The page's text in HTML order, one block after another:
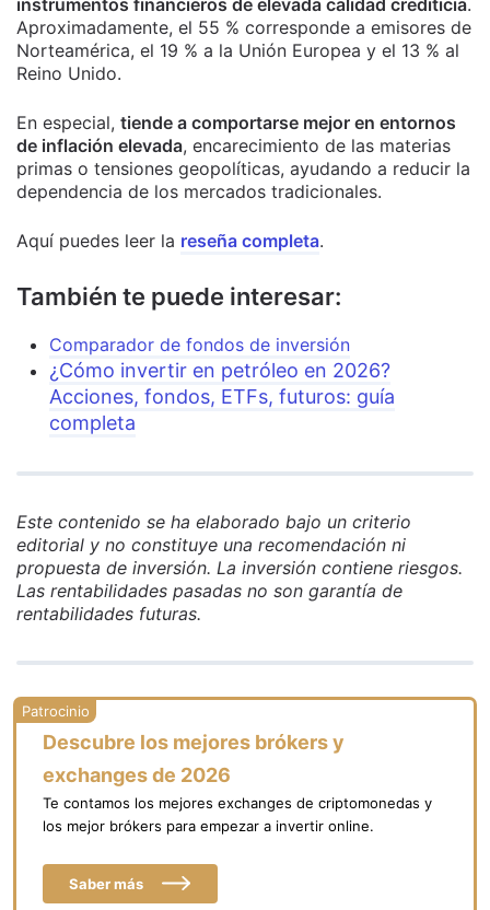
Aproximadamente, el 55 % corresponde a emisores de
Norteamérica, el 19 % a la Unión Europea y el 13 % al
Reino Unido.
En especial, tiende a comportarse mejor en entornos
de inflación elevada, encarecimiento de las materias
primas o tensiones geopolíticas, ayudando a reducir la
dependencia de los mercados tradicionales.
Aquí puedes leer la reseña completa.
También te puede interesar:
Comparador de fondos de inversión
¿Cómo invertir en petróleo en 2026?
Acciones, fondos, ETFs, futuros: guía
completa
Este contenido se ha elaborado bajo un criterio
editorial y no constituye una recomendación ni
propuesta de inversión. La inversión contiene riesgos.
Las rentabilidades pasadas no son garantía de
rentabilidades futuras.
Descubre los mejores brókers y
exchanges de 2026
Te contamos los mejores exchanges de criptomonedas y
los mejor brókers para empezar a invertir online.
Saber más